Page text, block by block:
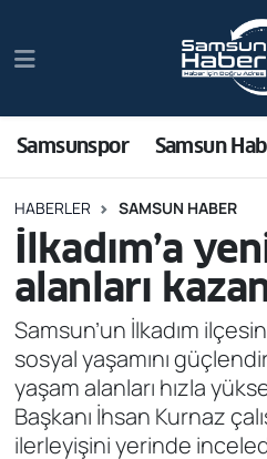
Samsunspor Samsun
HABERLER SAMSUN HABER
İlkadım’a
alanları
Samsun’un İlkadım
sosyal yaşamını
yaşam alanları hızla
Başkanı İhsan Kurnaz
ilerleyişini yerinde
Samsun Haber
Sağlık
Asayiş
Bilim ve Teknoloji
Bölge
Dünya
Trafik Durumu
Süper Lig Puan
Tüm Manşetler
Son Dakika Haberleri
Haber Arşivi